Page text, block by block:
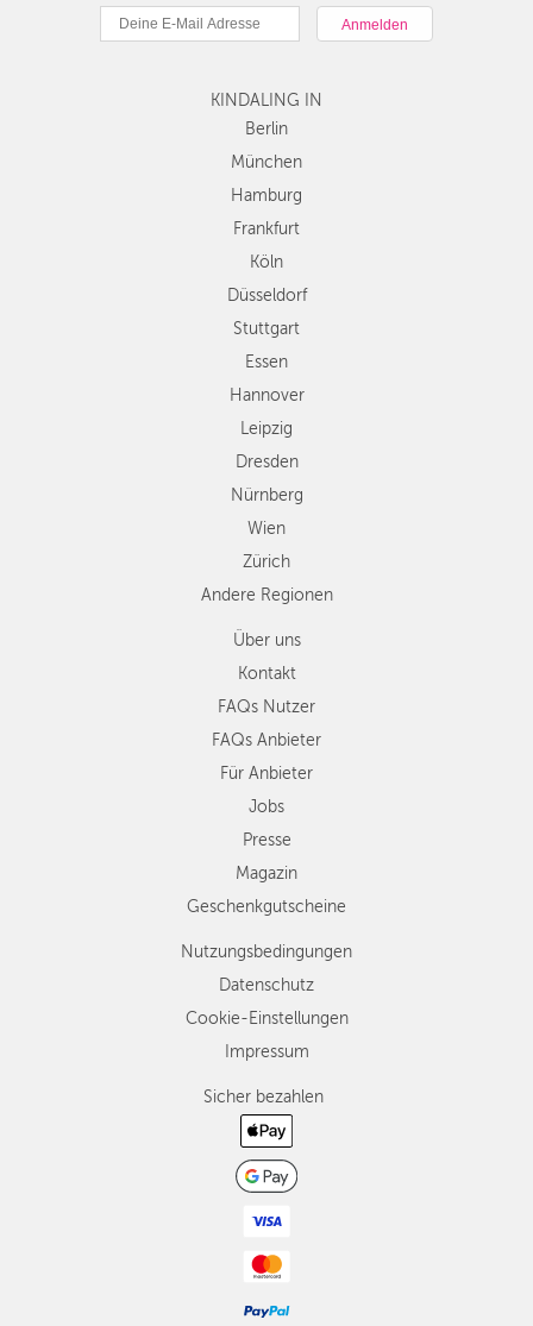
Hamburg
Köln
Düsseldorf
Stuttgart
Essen
Dresden
Nürnberg
Wien
Zürich
Andere
Regionen
KINDALING IN
Berlin
München
Hamburg
Frankfurt
Köln
Düsseldorf
Stuttgart
Essen
Hannover
Leipzig
Dresden
Nürnberg
Wien
Zürich
Andere Regionen
Über uns
Kontakt
FAQs Nutzer
FAQs Anbieter
Für Anbieter
Jobs
Presse
Magazin
Geschenkgutscheine
Nutzungsbedingungen
Datenschutz
Cookie-Einstellungen
Impressum
Sicher bezahlen